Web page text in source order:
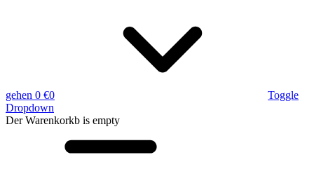
gehen 0 €0
Toggle
Dropdown
Der Warenkorkb is empty